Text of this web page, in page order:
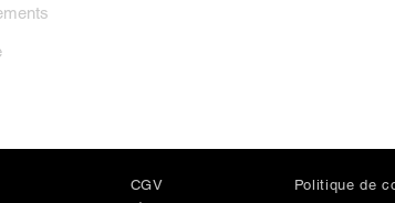
CGV Politique de